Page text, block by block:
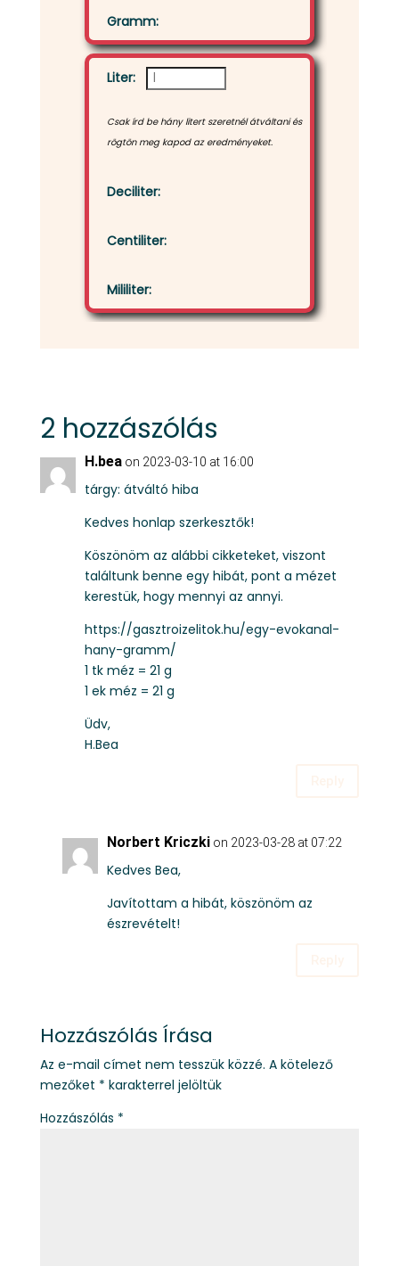
Gramm:
Liter:
Csak írd be hány litert szeretnél átváltani és
rögtön meg kapod az eredményeket.
Deciliter:
Centiliter:
Mililiter:
2 hozzászólás
H.bea on 2023-03-10 at 16:00
tárgy: átváltó hiba
Kedves honlap szerkesztők!
Köszönöm az alábbi cikketeket, viszont
találtunk benne egy hibát, pont a mézet
kerestük, hogy mennyi az annyi.
https://gasztroizelitok.hu/egy-evokanal-
hany-gramm/
1 tk méz = 21 g
1 ek méz = 21 g
Üdv,
H.Bea
Norbert Kriczki on 2023-03-28 at 07:22
Kedves Bea,
Javítottam a hibát, köszönöm az
észrevételt!
Hozzászólás Írása
Az e-mail címet nem tesszük közzé. A kötelező
mezőket * karakterrel jelöltük
Hozzászólás *